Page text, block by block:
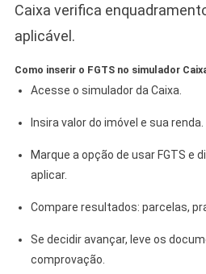
Caixa verifica
aplicável.
Como inserir o FGTS no simulador
Acesse o simulador da Caixa.
Insira valor do imóvel e sua renda.
Marque a opção de usar FGTS e
aplicar.
Compare resultados: parcelas,
Se decidir avançar, leve os
comprovação.